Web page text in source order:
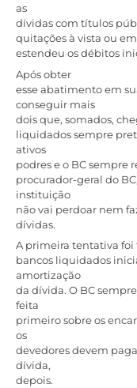
as
dívidas com títulos
quitações à vista ou
estendeu os débitos
Após obter
esse abatimento em
conseguir mais
dois que, somados,
liquidados sempre
ativos
podres e o BC sempre
procurador-geral do
instituição
não vai perdoar nem
dívidas.
A primeira tentativa foi
bancos liquidados
amortização
da dívida. O BC
feita
primeiro sobre os
os
devedores devem
dívida,
depois.